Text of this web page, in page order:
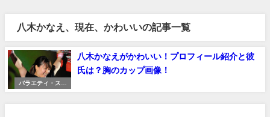
八木かなえ、現在、かわいいの記事一覧
バラエティ・スポ
ーツ
八木かなえがかわいい！プロフィール紹介と彼
氏は？胸のカップ画像！